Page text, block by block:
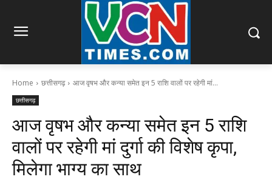
Home छत्तीसगढ़ आज वृषभ और कन्या समेत इन 5 राशि वालों पर रहेगी मां...
छत्तीसगढ़
आज वृषभ और कन्या समेत इन 5 राशि
वालों पर रहेगी मां दुर्गा की विशेष कृपा,
मिलेगा भाग्य का साथ